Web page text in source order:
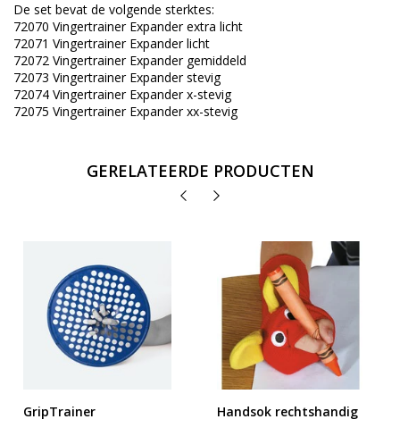
De set bevat de volgende sterktes:
72070 Vingertrainer Expander extra licht
72071 Vingertrainer Expander licht
72072 Vingertrainer Expander gemiddeld
72073 Vingertrainer Expander stevig
72074 Vingertrainer Expander x-stevig
72075 Vingertrainer Expander xx-stevig
GERELATEERDE PRODUCTEN
GripTrainer Handsok rechtshandig